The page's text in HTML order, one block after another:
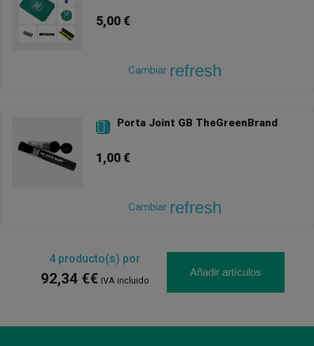
5,00 €
Cambiar refresh
 Porta Joint GB TheGreenBrand
1,00 €
Cambiar refresh
4producto(s) por
92,34 €€ IVA incluido
Añadir artículos